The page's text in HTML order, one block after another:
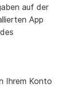
auf der
App
Ihrem Konto